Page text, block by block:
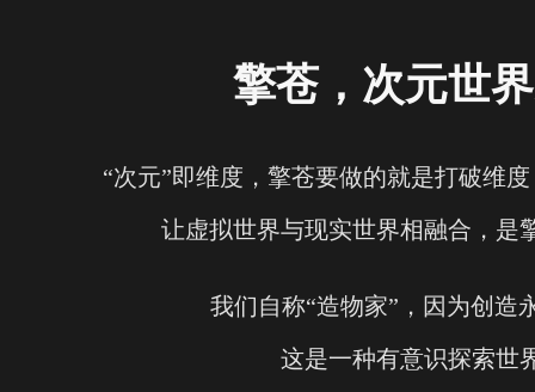
擎苍，次元世
“次元”即维度，擎苍要做的就是打破维
让虚拟世界与现实世界相融合，是
我们自称“造物家”，因为创造
这是一种有意识探索世